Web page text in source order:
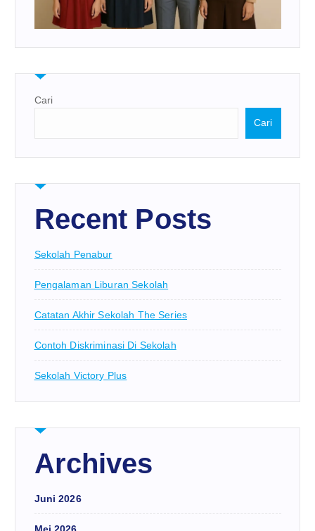
Cari
Cari
Recent Posts
Sekolah Penabur
Pengalaman Liburan Sekolah
Catatan Akhir Sekolah The Series
Contoh Diskriminasi Di Sekolah
Sekolah Victory Plus
Archives
Juni 2026